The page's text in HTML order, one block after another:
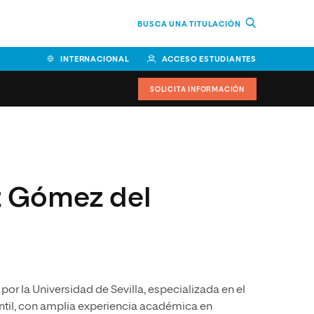
BUSCA UNA TITULACIÓN
INTERNACIONAL ACCESO ESTUDIANTES
Facultad de Ciencias de la
y Tecnología (ESIT)
Facultad de Derecho
SOLICITA INFORMACIÓN
del
la Universidad de Sevilla, especializada en el
con amplia experiencia académica en